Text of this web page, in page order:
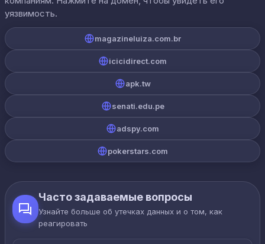
уязвимость.
magazineluiza.com.br
icicidirect.com
apk.tw
senati.edu.pe
adspy.com
pokerstars.com
Часто задаваемые вопросы
Узнайте больше об утечках данных и о том, как
реагировать